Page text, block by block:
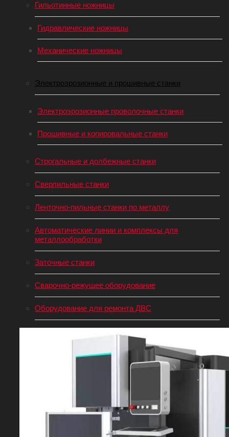
Гильотинные ножницы
Гидравлические ножницы
Механические ножницы
Электроэрозионные и прошивные станки
Электроэрозионные проволочные станки
Прошивные и копировальные станки
Строгальные и долбежные станки
Сверлильные станки
Ленточно-пильные станки по металлу
Автоматические линии и комплексы для
металлообработки
Заточные станки
Сварочно-режущее оборудование
Оборудование для ремонта ДВС